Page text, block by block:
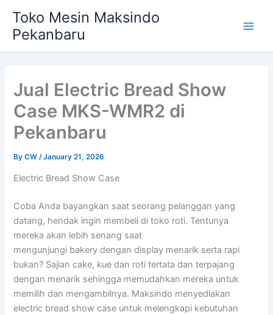
content
Toko Mesin Maksindo
Pekanbaru
Jual Electric Bread Show
Case MKS-WMR2 di
Pekanbaru
ByCW/January 21, 2026
Electric Bread Show Case
Coba Anda bayangkan saat seorang pelanggan yang
datang, hendak ingin membeli di toko roti. Tentunya
mereka akan lebih senang saat
mengunjungi bakery dengan display menarik serta rapi
bukan? Sajian cake, kue dan roti tertata dan terpajang
dengan menarik sehingga memudahkan mereka untuk
memilih dan mengambilnya. Maksindo menyediakan
electric bread show case untuk melengkapi kebutuhan